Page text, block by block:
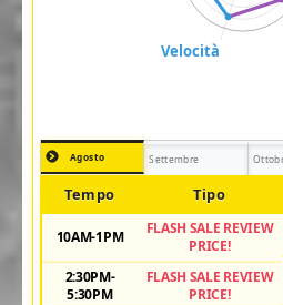
Agosto Settembre
Tempo Tipo
10AM-1PM
FLASH SALE REVIEW
PRICE!
2:30PM-
5:30PM
FLASH SALE REVIEW
PRICE!